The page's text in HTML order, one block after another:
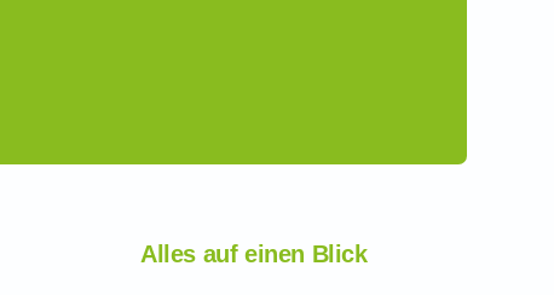
Alles auf einen Blick